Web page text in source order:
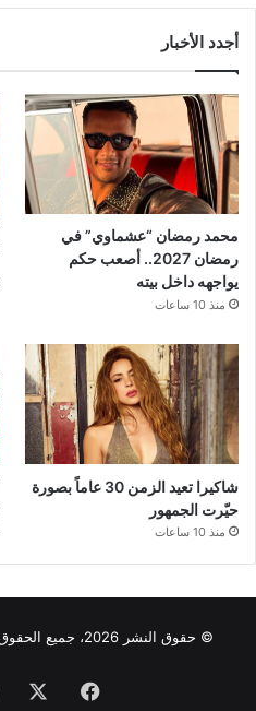
أجدد الأخبار
محمد رمضان “عشماوي” في
رمضان 2027.. أصعب حكم
يواجهه داخل بيته
منذ 10 ساعات
شاكيرا تعيد الزمن 30 عاماً بصورة
حيّرت الجمهور
منذ 10 ساعات
© حقوق النشر 2026، جميع الحقوق محفوظة |
فيسبوك